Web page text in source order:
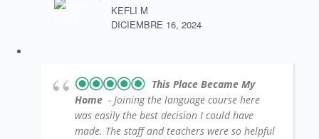
KEFLI M
DICIEMBRE 16, 2024
This Place Became My
Home - Joining the language course here
was easily the best decision I could have
made. The staff and teachers were so helpful